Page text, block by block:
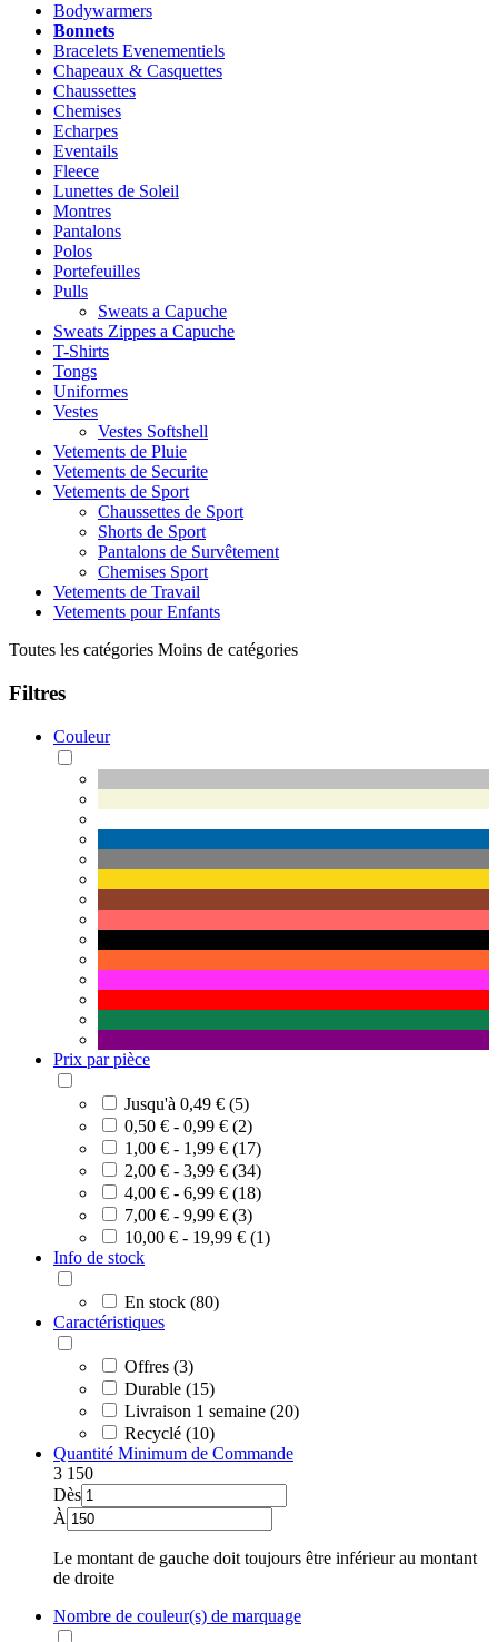
Bodywarmers
Bonnets
Bracelets Evenementiels
Chapeaux & Casquettes
Chaussettes
Chemises
Echarpes
Eventails
Fleece
Lunettes de Soleil
Montres
Pantalons
Polos
Portefeuilles
Pulls
Sweats a Capuche
Sweats Zippes a Capuche
T-Shirts
Tongs
Uniformes
Vestes
Vestes Softshell
Vetements de Pluie
Vetements de Securite
Vetements de Sport
Chaussettes de Sport
Shorts de Sport
Pantalons de Survêtement
Chemises Sport
Vetements de Travail
Vetements pour Enfants
Toutes les catégories Moins de catégories
Filtres
Couleur
Prix par pièce
Jusqu'à 0,49 € (5)
0,50 € - 0,99 € (2)
1,00 € - 1,99 € (17)
2,00 € - 3,99 € (34)
4,00 € - 6,99 € (18)
7,00 € - 9,99 € (3)
10,00 € - 19,99 € (1)
Info de stock
En stock (80)
Caractéristiques
Offres (3)
Durable (15)
Livraison 1 semaine (20)
Recyclé (10)
Quantité Minimum de Commande
3 150
Dès
À
Le montant de gauche doit toujours être inférieur au montant
de droite
Nombre de couleur(s) de marquage